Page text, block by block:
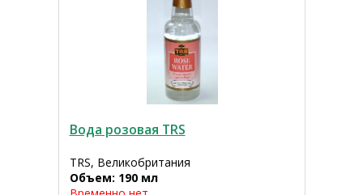
Вода розовая TRS
TRS, Великобритания
Объем: 190 мл